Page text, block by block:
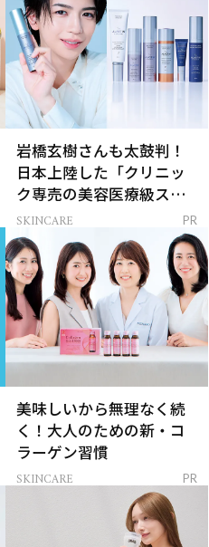
岩橋玄樹さんも太鼓判！
日本上陸した「クリニッ
ク専売の美容医療級スキ
ンケア」
SKINCARE PR
美味しいから無理なく続
く！大人のための新・コ
ラーゲン習慣
SKINCARE PR